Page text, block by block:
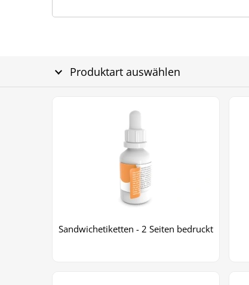
Produktart auswählen
Sandwichetiketten - 2 Seiten bedruckt